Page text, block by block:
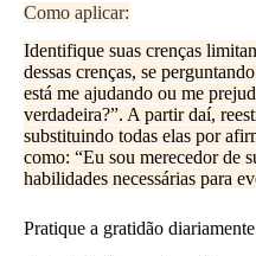
Como aplicar:
Identifique suas crenças
dessas crenças, se
está me ajudando ou me
verdadeira?”. A partir daí,
substituindo todas elas por
como: “Eu sou merecedor de
habilidades necessárias para
Pratique a gratidão